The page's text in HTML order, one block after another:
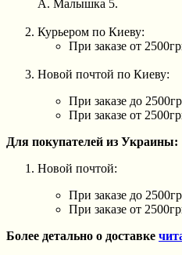
А. Малышка 5.
Курьером по Киеву:
При заказе от
Новой почтой по Киеву:
При заказе до
При заказе от
Для покупателей из Украины:
Новой почтой:
При заказе до
При заказе от
Более детально о доставке